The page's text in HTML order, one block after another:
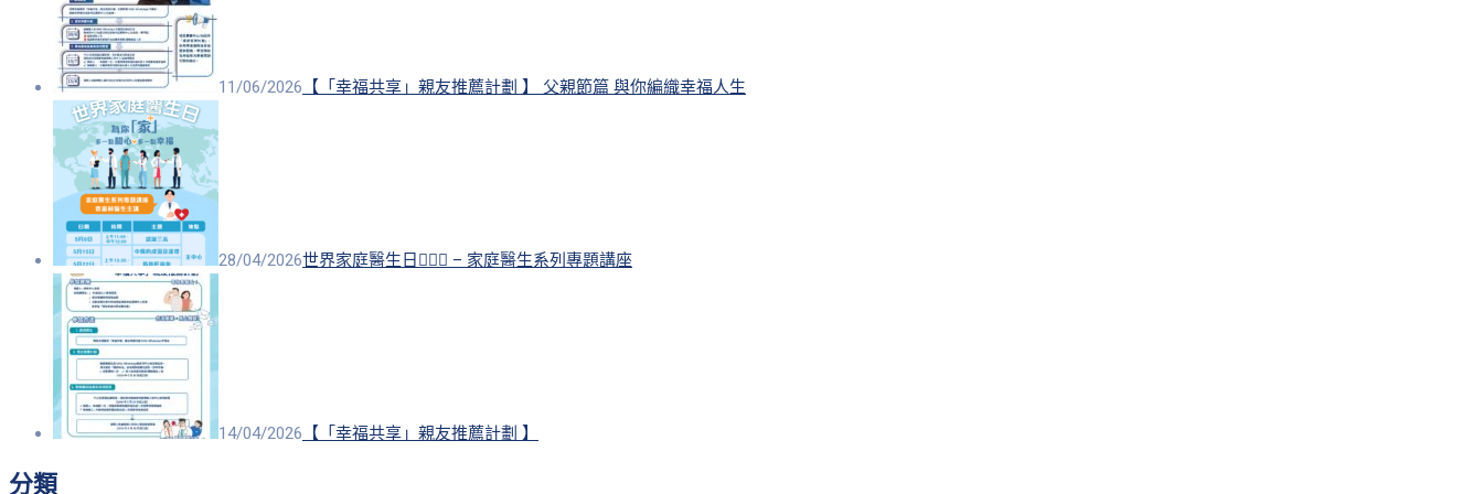
11/06/2026 【「幸福共享」親友推薦計劃 】 父親節篇 與你編織幸福人生
28/04/2026世界家庭醫生日👨🏻‍⚕️ – 家庭醫生系列專題講座
14/04/2026 【「幸福共享」親友推薦計劃 】
分類